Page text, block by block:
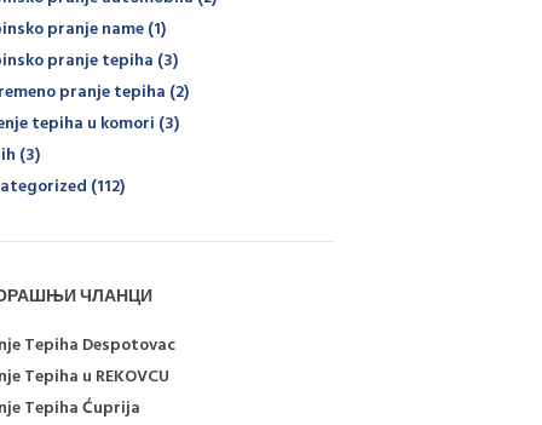
pranje name(1)
pranje tepiha (3)
pranje tepiha (2)
tepiha u komori (3)
(3)
(112)
ЧЛАНЦИ
Tepiha Despotovac
Tepiha u REKOVCU
Tepiha Ćuprija